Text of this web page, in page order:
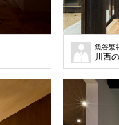
魚谷繁
川西